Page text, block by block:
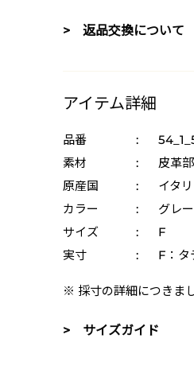
> 返品交換について
アイテム詳細
品番 :
素材
:
皮革
原産国
:
イタ
カラー
:
グレ
サイズ
:
F
実寸
: F：タ
※ 採寸の詳細につきま
> サイズガイド